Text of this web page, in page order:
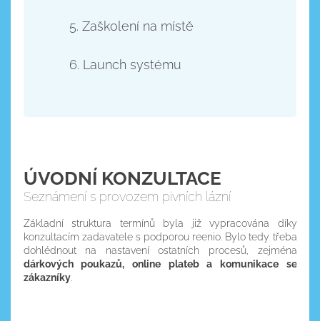
5. Zaškolení na místě
6. Launch systému
ÚVODNÍ KONZULTACE
Seznámení s provozem pivních lázní
Základní struktura termínů byla již vypracována díky
konzultacím zadavatele s podporou reenio. Bylo tedy třeba
dohlédnout na nastavení ostatních procesů, zejména
dárkových poukazů, online plateb a komunikace se
zákazníky.